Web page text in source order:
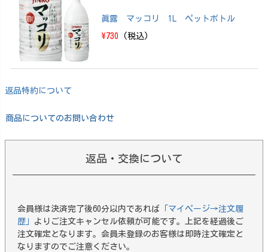
眞露 マッコリ 1L ペットボトル
\730 (税込)
返品特約について
商品についてのお問い合わせ
返品・交換について
会員様は決済完了後60分以内であれば 「マイページ→注文履
歴」 よりご注文キャンセル依頼が可能です。上記を経過後ご
注文確定となります。会員未登録のお客様は即時注文確定と
なりますのでご注意ください。